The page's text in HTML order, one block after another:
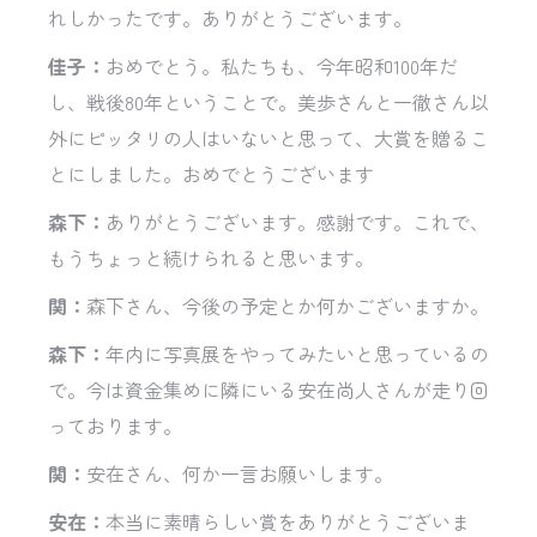
れしかったです。ありがとうございます。
佳子： おめでとう。私たちも、今年昭和100年だ
し、戦後80年ということで。美歩さんと一徹さん以
外にピッタリの人はいないと思って、大賞を贈るこ
とにしました。おめでとうございます
森下： ありがとうございます。感謝です。これで、
もうちょっと続けられると思います。
関： 森下さん、今後の予定とか何かございますか。
森下： 年内に写真展をやってみたいと思っているの
で。今は資金集めに隣にいる安在尚人さんが走り回
っております。
関： 安在さん、何か一言お願いします。
安在： 本当に素晴らしい賞をありがとうございま